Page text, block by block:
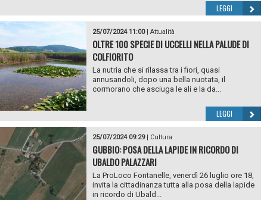
LEGGI
25/07/2024 11:00| Attualità
OLTRE 100 SPECIE DI UCCELLI NELLA PALUDE DI
COLFIORITO
La nutria che si rilassa tra i fiori, quasi
annusandoli, dopo una bella nuotata, il
cormorano che asciuga le ali e la da...
LEGGI
25/07/2024 09:29| Cultura
GUBBIO: POSA DELLA LAPIDE IN RICORDO DI
UBALDO PALAZZARI
La ProLoco Fontanelle, venerdì 26 luglio ore 18,
invita la cittadinanza tutta alla posa della lapide
in ricordo di Ubald...